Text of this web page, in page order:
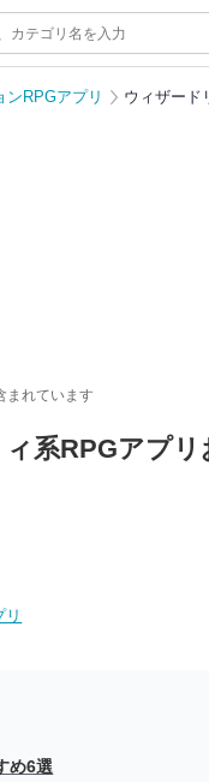
ンRPGアプリ ウィザード
まれています
ィ系RPGアプ
リ
め6選